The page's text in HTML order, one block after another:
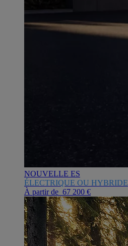
NOUVELLE ES
ÉLECTRIQUE OU HYBRIDE
À partir de 67 200 €